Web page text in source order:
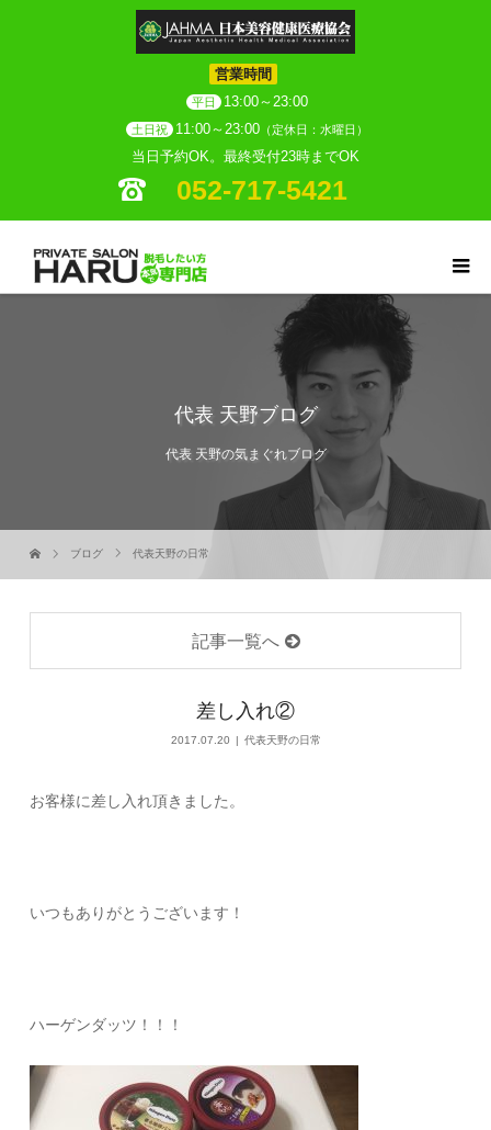
営業時間
平日 13:00～23:00
土日祝 11:00～23:00 （定休日：水曜日）
当日予約OK。最終受付23時までOK
052-717-5421
代表 天野ブログ
代表 天野の気まぐれブログ
ブログ 代表天野の日常
記事一覧へ
差し入れ②
2017.07.20 代表天野の日常
お客様に差し入れ頂きました。
いつもありがとうございます！
ハーゲンダッツ！！！